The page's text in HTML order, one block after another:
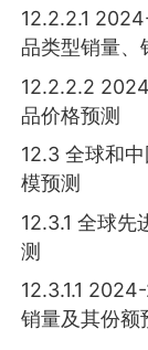
12.2.2.1
品类型销量、
12.2.2.2
品价格预测
12.3 全球和
模预测
12.3.1 全球先
测
12.3.1.1
销量及其份额